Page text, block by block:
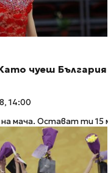
чуеш
14:00
на мача. Остават ти 15